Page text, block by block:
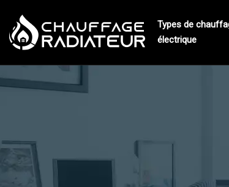
Types de
électrique